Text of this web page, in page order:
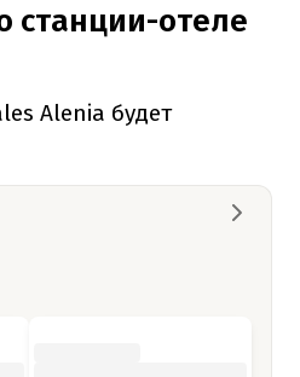
станции-отеле
Alenia будет